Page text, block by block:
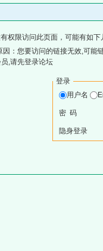
权限访问此页面，可能有如下
因：您要访问的链接无效,可能
,请先登录论坛
登录
用户名
密 码
隐身登录